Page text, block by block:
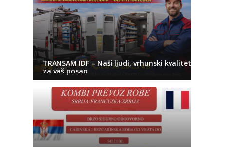
TRANSAM IDF – Naši ljudi, vrhunski kvalitet
za vaš posao